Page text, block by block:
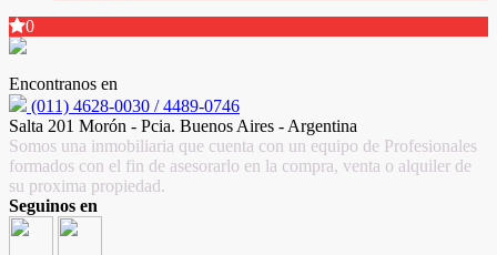
0
Encontranos en
(011) 4628-0030 / 4489-0746
Salta 201 Morón - Pcia. Buenos Aires - Argentina
Somos una inmobiliaria que cuenta con un equipo de Profesionales
formados con el fin de asesorarlo en la compra, venta o alquiler de
su proxima propiedad.
Seguinos en